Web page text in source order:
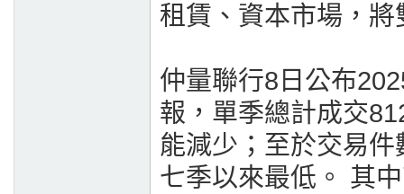
租賃、資本市場，將
仲量聯行8日公布
報，單季總計成交
能減少；至於交易
七季以來最低。 其